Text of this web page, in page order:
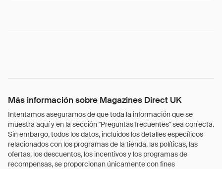
Más información sobre Magazines Direct UK
Intentamos asegurarnos de que toda la información que se
muestra aquí y en la sección "Preguntas frecuentes" sea correcta.
Sin embargo, todos los datos, incluidos los detalles específicos
relacionados con los programas de la tienda, las políticas, las
ofertas, los descuentos, los incentivos y los programas de
recompensas, se proporcionan únicamente con fines